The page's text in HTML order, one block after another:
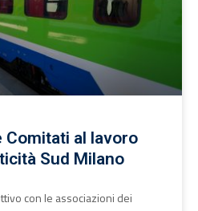
Comitati al lavoro
Sud Milano
con le associazioni dei